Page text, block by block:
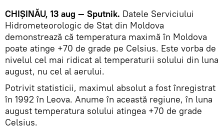
CHIȘINĂU, 13 aug — Sputnik. Datele Serviciului
Hidrometeorologic de Stat din Moldova
demonstrează că temperatura maximă în Moldova
poate atinge +70 de grade pe Celsius. Este vorba de
nivelul cel mai ridicat al temperaturii solului din luna
august, nu cel al aerului.
Potrivit statisticii, maximul absolut a fost înregistrat
în 1992 în Leova. Anume în această regiune, în luna
august temperatura solului atingea +70 de grade
Celsius.